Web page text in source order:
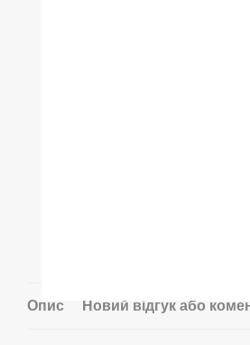
Опис Новий відгук або